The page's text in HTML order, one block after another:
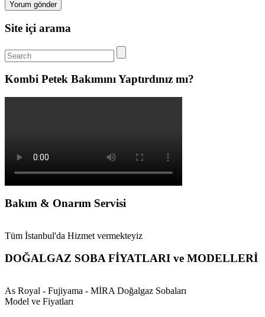
Site içi arama
Kombi Petek Bakımını Yaptırdınız mı?
Bakım & Onarım Servisi
Tüm İstanbul'da Hizmet vermekteyiz
DOĞALGAZ SOBA FİYATLARI ve MODELLERİ
As Royal - Fujiyama - MİRA Doğalgaz Sobaları
Model ve Fiyatları